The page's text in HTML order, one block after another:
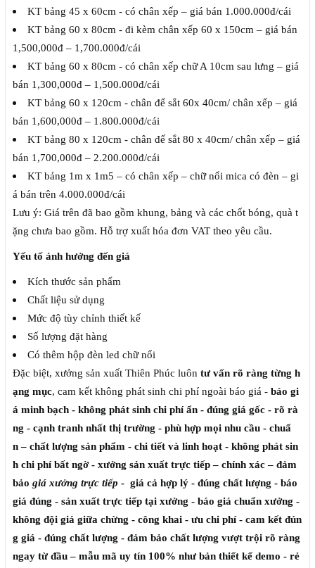
KT bảng 45 x 60cm - có chân xếp – giá bán 1.000.000đ/cái
KT bảng 60 x 80cm - đi kèm chân xếp 60 x 150cm – giá bán
1,500,000đ – 1,700.000đ/cái
KT bảng 60 x 80cm - có chân xếp chữ A 10cm sau lưng – giá
bán 1,300,000đ – 1,500.000đ/cái
KT bảng 60 x 120cm - chân đế sắt 60x 40cm/ chân xếp – giá
bán 1,600,000đ – 1.800.000đ/cái
KT bảng 80 x 120cm - chân đế sắt 80 x 40cm/ chân xếp – giá
bán 1,700,000đ – 2.200.000đ/cái
KT bảng 1m x 1m5 – có chân xếp – chữ nổi mica có đèn – gi
á bán trên 4.000.000đ/cái
Lưu ý: Giá trên đã bao gồm khung, bảng và các chốt bóng, quà t
ặng chưa bao gồm. Hỗ trợ xuất hóa đơn VAT theo yêu cầu.
Yếu tố ảnh hưởng đến giá
Kích thước sản phẩm
Chất liệu sử dụng
Mức độ tùy chỉnh thiết kế
Số lượng đặt hàng
Có thêm hộp đèn led chữ nổi
Đặc biệt, xưởng sản xuất Thiên Phúc luôn tư vấn rõ ràng từng h
ạng mục, cam kết không phát sinh chi phí ngoài báo giá - báo gi
á minh bạch - không phát sinh chi phí ẩn - đúng giá gốc - rõ rà
ng - cạnh tranh nhất thị trường - phù hợp mọi nhu cầu - chuẩ
n – chất lượng sản phẩm - chi tiết và linh hoạt - không phát sin
h chi phí bất ngờ - xưởng sản xuất trực tiếp – chính xác – đảm
bảo giá xưởng trực tiếp - giá cả hợp lý - đúng chất lượng - báo
giá đúng - sản xuất trực tiếp tại xưởng - báo giá chuẩn xưởng -
không đội giá giữa chừng - công khai - ưu chi phí - cam kết đún
g giá - đúng chất lượng - đảm bảo chất lượng vượt trội rõ ràng
ngay từ đầu – mẫu mã uy tín 100% như bản thiết kế demo - rẻ